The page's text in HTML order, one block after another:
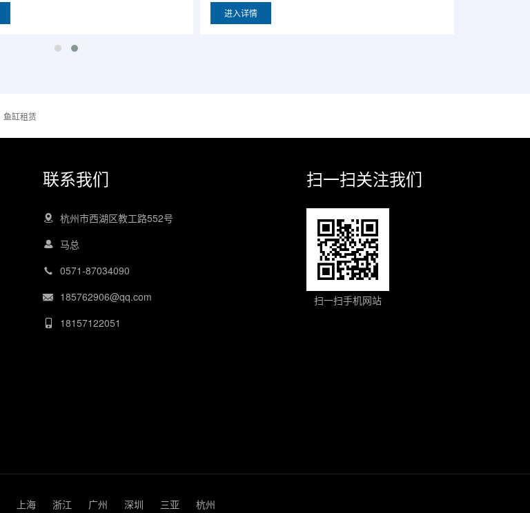
进入详情
鱼缸租赁
联系我们
杭州市西湖区教工路552号
马总
0571-87034090
185762906@qq.com
18157122051
扫一扫关注我们
扫一扫手机网站
上海 浙江 广州 深圳 三亚 杭州